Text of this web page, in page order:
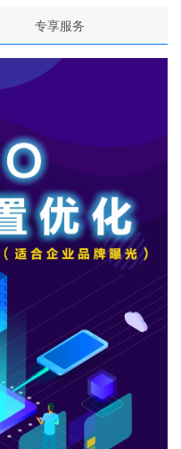
专享服务